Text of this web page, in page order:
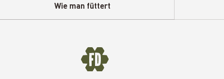
Wie man füttert